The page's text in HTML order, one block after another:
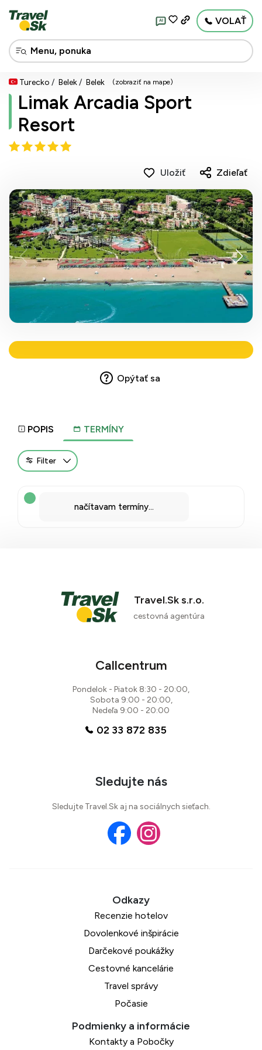
AI VOLAŤ
Turecko Belek Belek (zobraziť na mape)
Limak Arcadia Sport
Resort
Uložiť Zdieľať
POPIS TERMÍNY
Filter
načítavam termíny...
Opýtať sa
Travel.Sk s.r.o.
cestovná agentúra
Callcentrum
Pondelok - Piatok 8:30 - 20:00,
Sobota 9:00 - 20:00,
Nedeľa 9:00 - 20:00
02 33 872 835
Sledujte nás
Sledujte Travel.Sk aj na sociálnych sieťach.
Recenzie hotelov
Dovolenkové inšpirácie
Darčekové poukážky
Cestovné kancelárie
Travel správy
Počasie
Kontakty a Pobočky